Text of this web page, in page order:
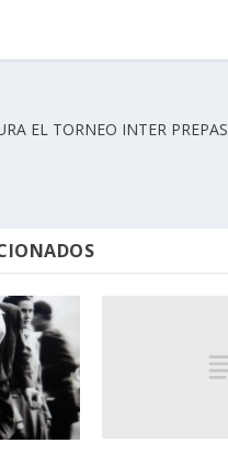
EL TORNEO INTER PREPAS